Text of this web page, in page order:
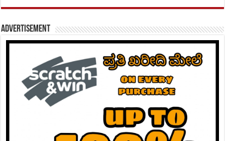
Advertisement